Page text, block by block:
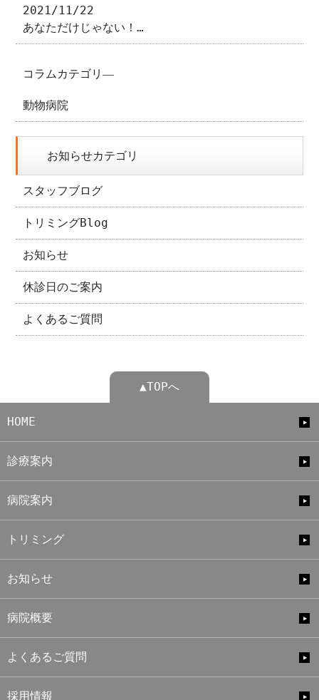
2021/11/22
あなただけじゃない！…
コラムカテゴリ―
動物病院
お知らせカテゴリ
スタッフブログ
トリミングBlog
お知らせ
休診日のご案内
よくあるご質問
▲TOPへ
HOME
診療案内
病院案内
トリミング
お知らせ
病院概要
よくあるご質問
採用情報